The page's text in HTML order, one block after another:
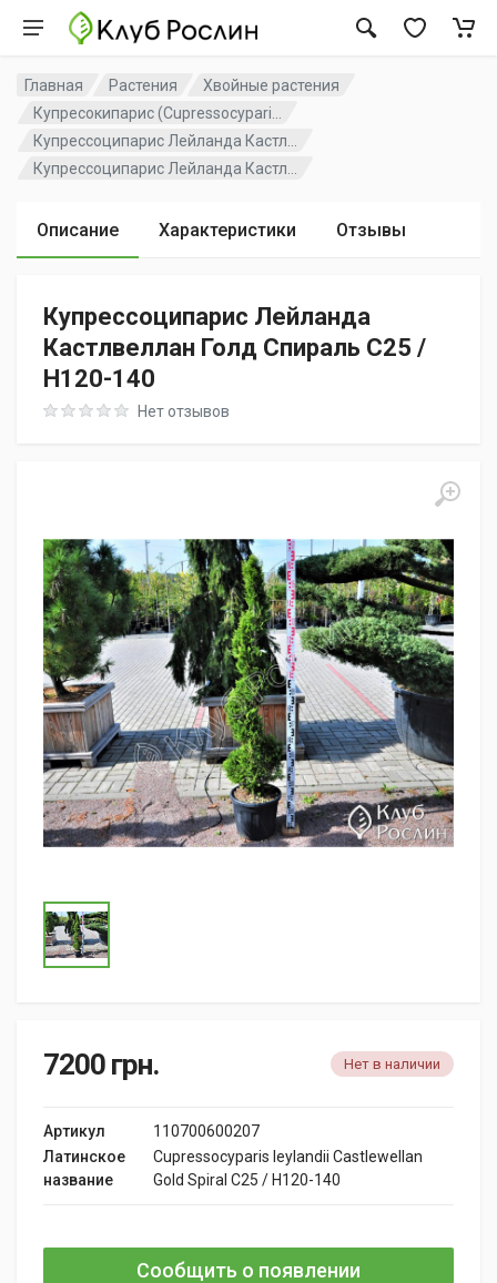
Главная Растения
Хвойные растения
Купресокипарис (Cupressocypari...
Купрессоципарис Лейланда Кастл...
Купрессоципарис Лейланда Кастл...
Описание Характеристики Отзывы
Купрессоципарис Лейланда
Кастлвеллан Голд Спираль C25 /
H120-140
Rating: 0 out of 5Нет отзывов
7200 грн. Нет в наличии
Артикул
110700600207
Латинское
название
Cupressocyparis leylandii Castlewellan
Gold Spiral C25 / H120-140
Сообщить о появлении